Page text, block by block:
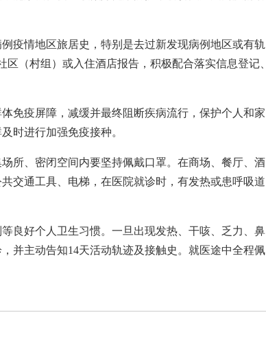
疫情地区旅居史，特别是去过新发现病例地区或有轨
（村组）或入住酒店报告，积极配合落实信息登记、
免疫屏障，减缓并最终阻断疾病流行，保护个人和家
时进行加强免疫接种。
所、密闭空间内要坚持佩戴口罩。在商场、餐厅、酒
交通工具、电梯，在医院就诊时，有发热或患呼吸道
良好个人卫生习惯。一旦出现发热、干咳、乏力、鼻
并主动告知14天活动轨迹及接触史。就医途中全程佩